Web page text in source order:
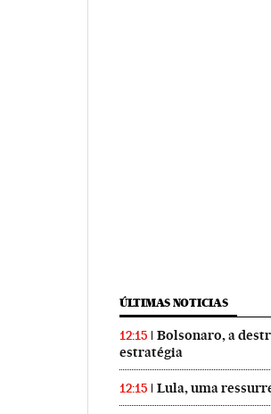
ÚLTIMAS NOTICIAS
12:15
Bolsonaro, a
estratégia
12:15 Lula, uma